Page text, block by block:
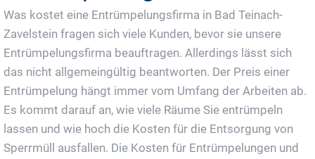
Was kostet eine Entrümpelungsfirma in Bad Teinach-
Zavelstein fragen sich viele Kunden, bevor sie unsere
Entrümpelungsfirma beauftragen. Allerdings lässt sich
das nicht allgemeingültig beantworten. Der Preis einer
Entrümpelung hängt immer vom Umfang der Arbeiten ab.
Es kommt darauf an, wie viele Räume Sie entrümpeln
lassen und wie hoch die Kosten für die Entsorgung von
Sperrmüll ausfallen. Die Kosten für Entrümpelungen und